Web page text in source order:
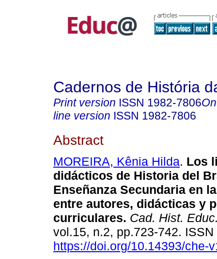
Cadernos de História
Print version ISSN 1982-7806
line version ISSN 1982-7806
Abstract
MOREIRA, Kênia Hilda. Los
didácticos de Historia del
Enseñanza Secundaria en
entre autores, didácticas y
curriculares. Cad. Hist.
vol.15, n.2, pp.723-742.
https://doi.org/10.14393/che-